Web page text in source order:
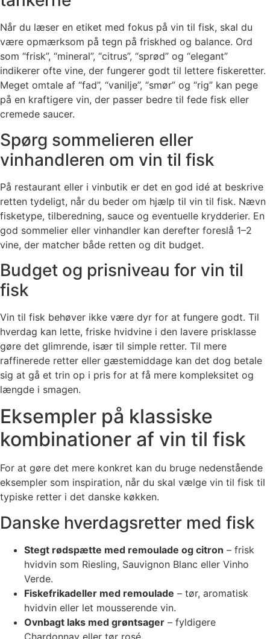
Når du læser en etiket med fokus på vin til fisk, skal du
være opmærksom på tegn på friskhed og balance. Ord
som “frisk”, “mineral”, “citrus”, “sprød” og “elegant”
indikerer ofte vine, der fungerer godt til lettere fiskeretter.
Meget omtale af “fad”, “vanilje”, “smør” og “rig” kan pege
på en kraftigere vin, der passer bedre til fede fisk eller
cremede saucer.
Spørg sommelieren eller
vinhandleren om vin til fisk
På restaurant eller i vinbutik er det en god idé at beskrive
retten tydeligt, når du beder om hjælp til vin til fisk. Nævn
fisketype, tilberedning, sauce og eventuelle krydderier. En
god sommelier eller vinhandler kan derefter foreslå 1–2
vine, der matcher både retten og dit budget.
Budget og prisniveau for vin til
fisk
Vin til fisk behøver ikke være dyr for at fungere godt. Til
hverdag kan lette, friske hvidvine i den lavere prisklasse
gøre det glimrende, især til simple retter. Til mere
raffinerede retter eller gæstemiddage kan det dog betale
sig at gå et trin op i pris for at få mere kompleksitet og
længde i smagen.
Eksempler på klassiske
kombinationer af vin til fisk
For at gøre det mere konkret kan du bruge nedenstående
eksempler som inspiration, når du skal vælge vin til fisk til
typiske retter i det danske køkken.
Danske hverdagsretter med fisk
Stegt rødspætte med remoulade og citron – frisk
hvidvin som Riesling, Sauvignon Blanc eller Vinho
Verde.
Fiskefrikadeller med remoulade – tør, aromatisk
hvidvin eller let mousserende vin.
Ovnbagt laks med grøntsager – fyldigere
Chardonnay eller tør rosé.